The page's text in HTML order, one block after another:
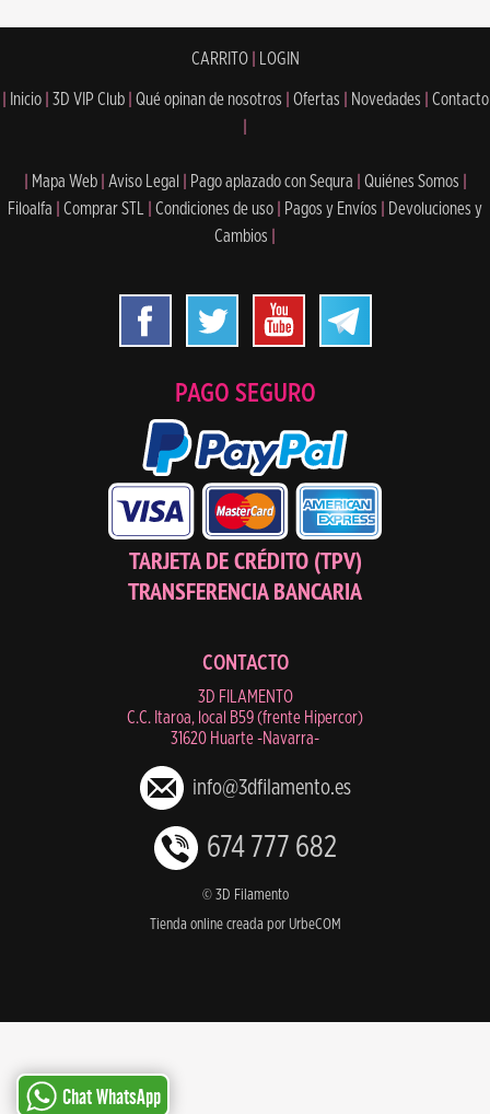
CARRITO| LOGIN
Inicio 3D VIP Club Qué opinan de nosotros Ofertas Novedades
Contacto
Mapa Web Aviso Legal Pago aplazado con Sequra Quiénes Somos
Filoalfa
Comprar STL Condiciones de uso Pagos y Envíos
Devoluciones y
Cambios
PAGO SEGURO
TARJETA DE CRÉDITO (TPV)
TRANSFERENCIA BANCARIA
CONTACTO
3D FILAMENTO
C.C. Itaroa, local B59 (frente Hipercor)
31620 Huarte -Navarra-
info@3dfilamento.es
674 777 682
© 3D Filamento
Tienda online creada por UrbeCOM
Chat WhatsApp